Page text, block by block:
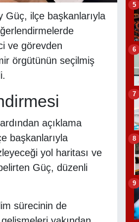
Güç, ilçe başkanlarıyla
ve görevden
örgütünün seçilmiş
açıklama
başkanlarıyla
yol haritası ve
Güç, düzenli
sürecinin de
5
6
7
8
9